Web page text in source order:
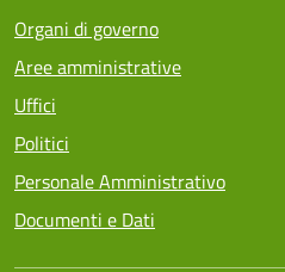
Organi di governo
Aree amministrative
Uffici
Politici
Personale Amministrativo
Documenti e Dati